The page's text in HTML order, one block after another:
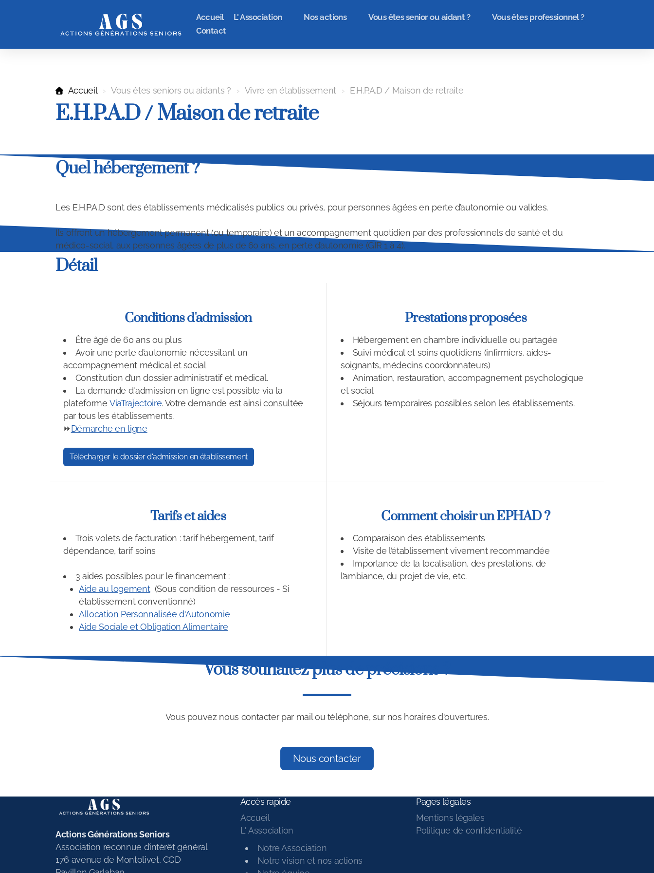
Accueil L' Association Nos actions Vous êtes senior ou aidant ?
Vous êtes professionnel ?
Contact
Accueil Vous êtes seniors ou aidants ? Vivre en établissement E.H.P.A.D / Maison de retraite
E.H.P.A.D / Maison de retraite
Quel hébergement ?
Les E.H.P.A.D sont des établissements médicalisés publics ou privés, pour personnes âgées en perte d’autonomie ou valides.
Ils offrent un hébergement permanent (ou temporaire) et un accompagnement quotidien par des professionnels de santé et du
médico-social, aux personnes âgées de plus de 60 ans, en perte d’autonomie (GIR 1 à 4).
Détail
Conditions d'admission
Être âgé de 60 ans ou plus
Avoir une perte d’autonomie nécessitant un
accompagnement médical et social
Constitution d’un dossier administratif et médical.
La demande d'admission en ligne est possible via la
plateformeViaTrajectoire. Votre demande est ainsi consultée
par tous les établissements.
⏩Démarche en ligne
Télécharger le dossier d'admission en établissement
Prestations proposées
Hébergement en chambre individuelle ou partagée
Suivi médical et soins quotidiens (infirmiers, aides-
soignants, médecins coordonnateurs)
Animation, restauration, accompagnement psychologique
et social
Séjours temporaires possibles selon les établissements.
Tarifs et aides
Trois volets de facturation : tarif hébergement, tarif
dépendance, tarif soins
3 aides possibles pour le financement :
Aide au logement(Sous condition de ressources - Si
établissement conventionné)
Allocation Personnalisée d'Autonomie
Aide Sociale et Obligation Alimentaire
Comment choisir un EPHAD ?
Comparaison des établissements
Visite de l’établissement vivement recommandée
Importance de la localisation, des prestations, de
l’ambiance, du projet de vie, etc.
Vous souhaitez plus de précisions ?
Vous pouvez nous contacter par mail ou téléphone, sur nos horaires d'ouvertures.
Nous contacter
Actions Générations Seniors
Association reconnue d’intérêt général
176 avenue de Montolivet, CGD
Accès rapide
Accueil
L' Association
Notre Association
Notre vision et nos actions
Pages légales
Mentions légales
Politique de confidentialité